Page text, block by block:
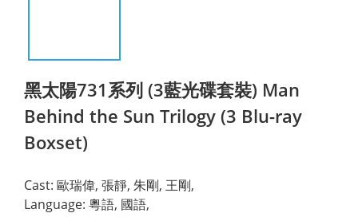
黑太陽731系列 (3藍光碟套裝) Man
Behind the Sun Trilogy (3 Blu-ray
Boxset)
Cast: 歐瑞偉, 張靜, 朱剛, 王剛,
Language: 粵語, 國語,